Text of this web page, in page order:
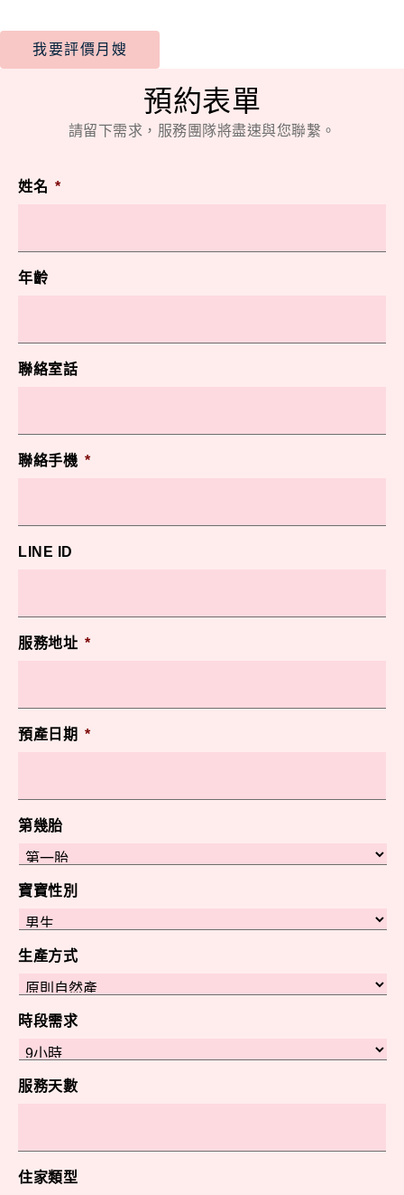
我要評價月嫂
預約表單
請留下需求，服務團隊將盡速與您聯繫。
姓名 *
年齡
聯絡室話
聯絡手機 *
LINE ID
服務地址 *
預產日期 *
第幾胎
寶寶性別
生產方式
時段需求
服務天數
住家類型